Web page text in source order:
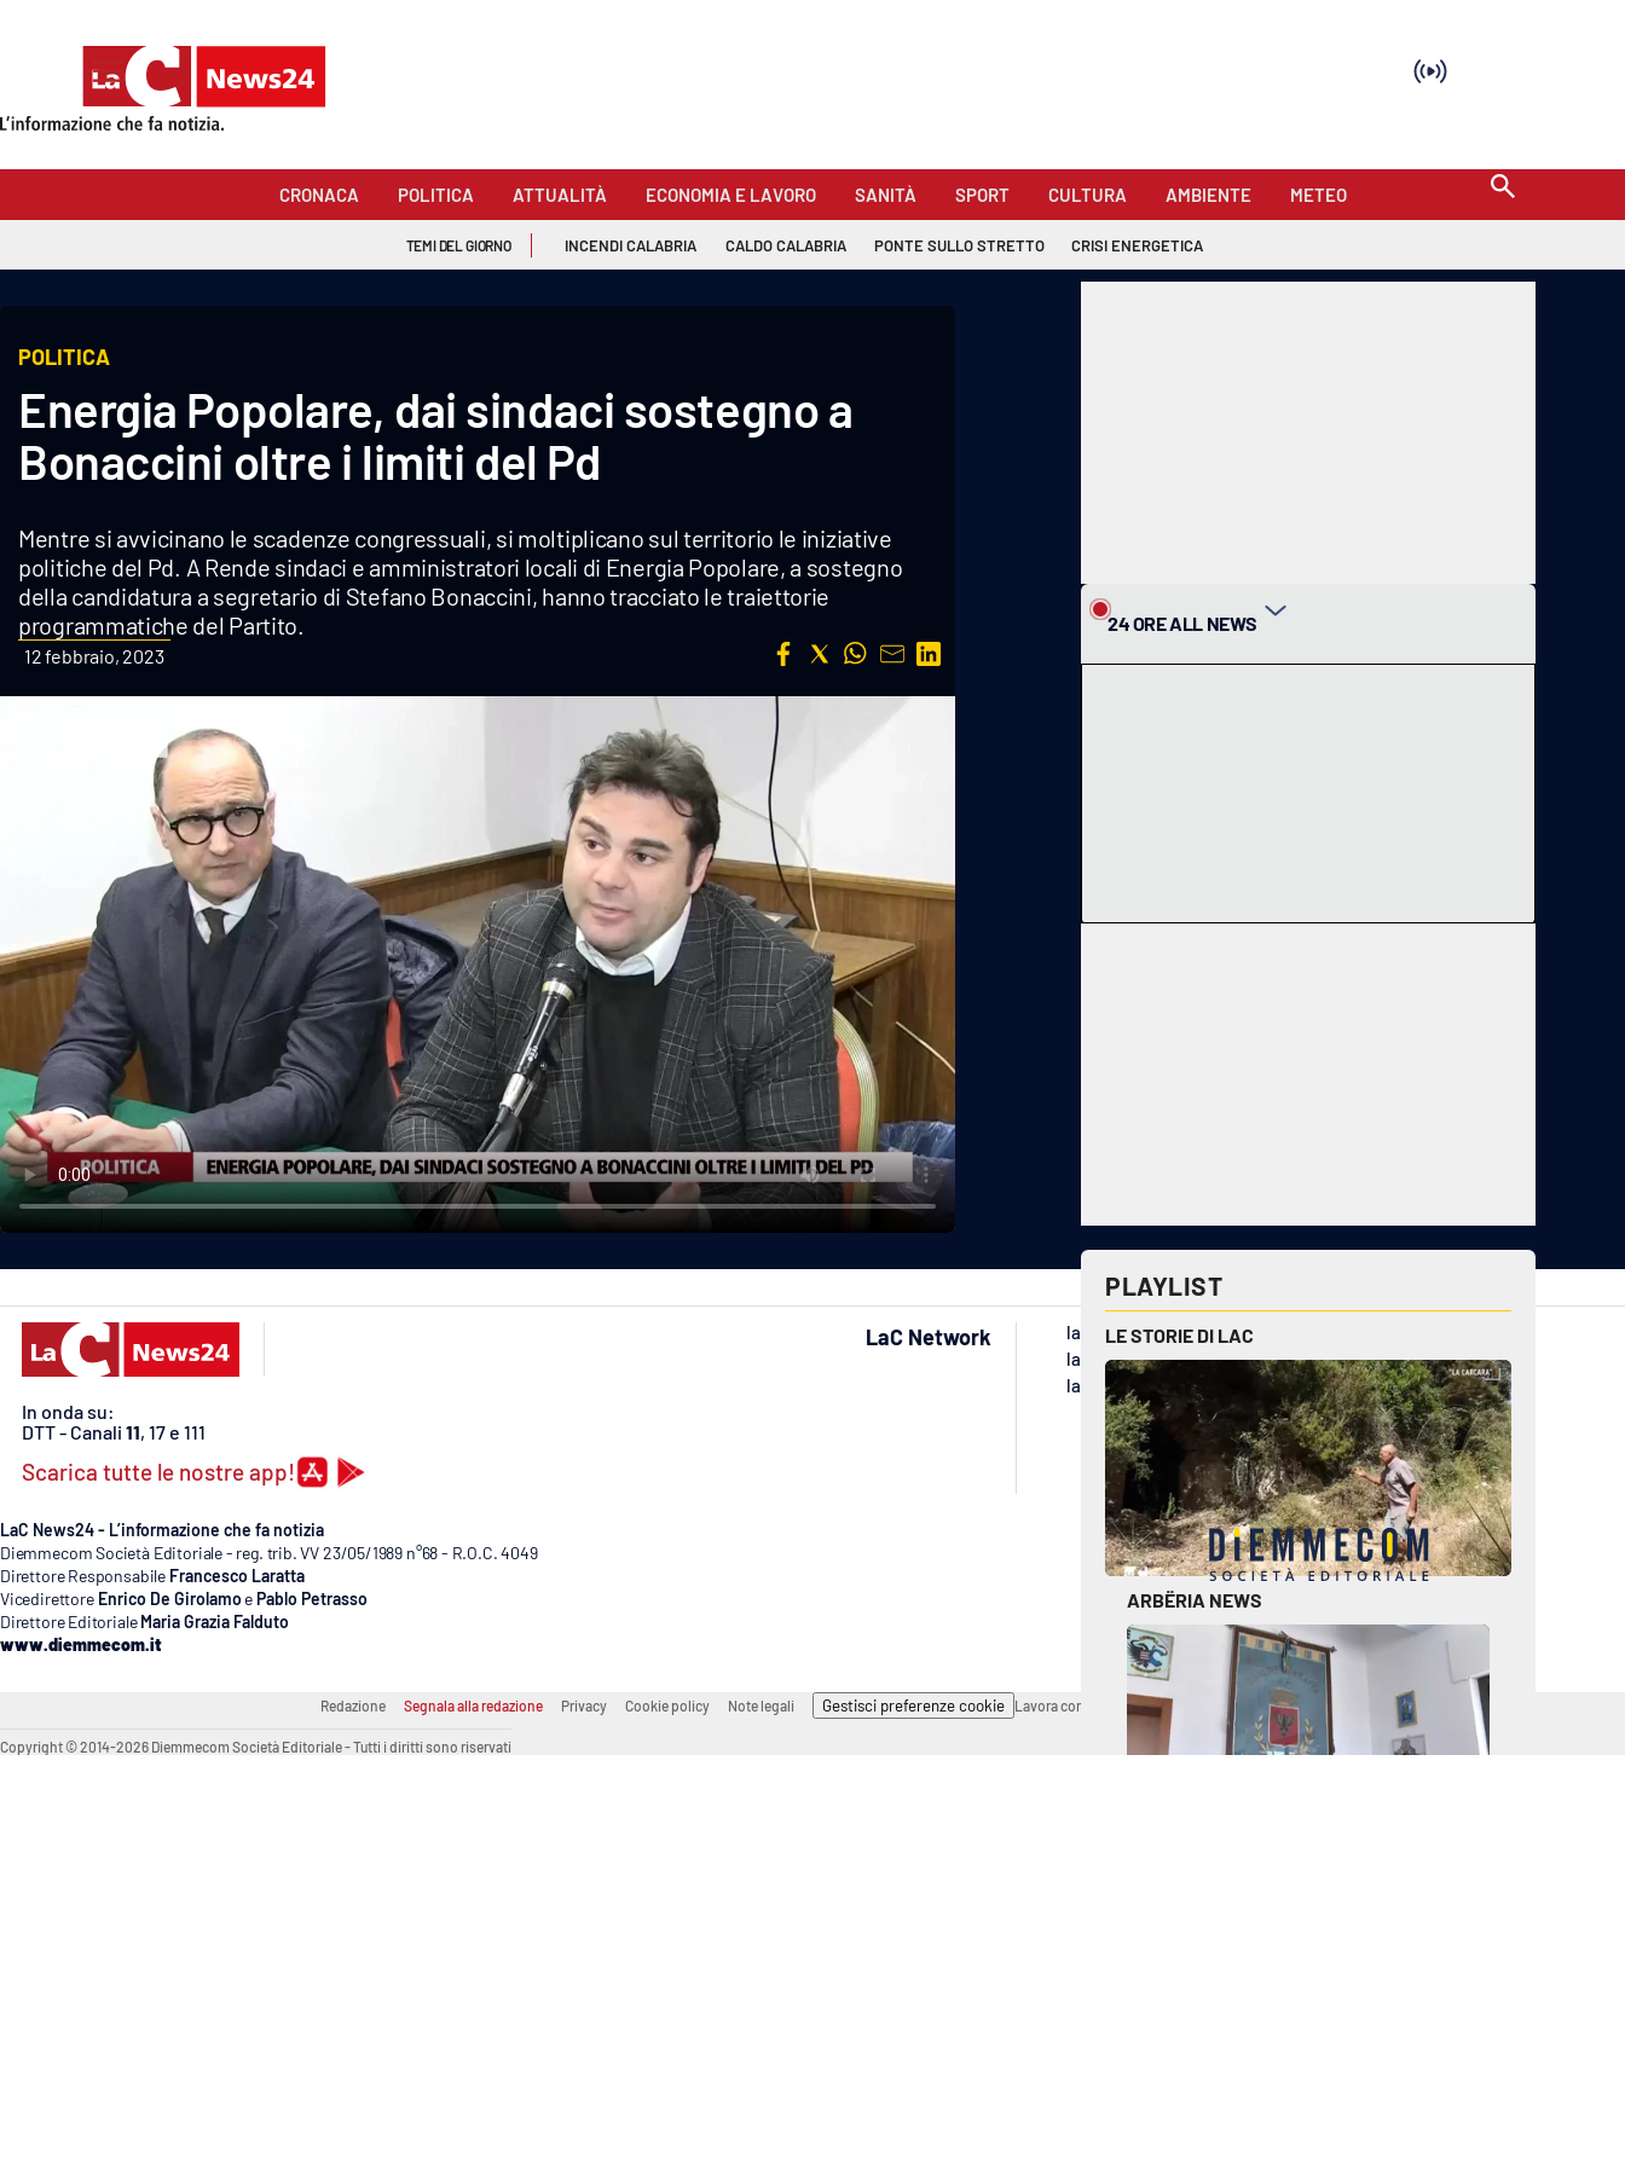
Sezioni
Attualità
Sanità
Cultura
Podcast
Cultura
Economia e Lavoro
Politica
Sanità
Società
Rubriche
Good Morning Vietnam
Parchi Marini Calabria
Imprese Di Calabria
Le perfidie di Antonella Grippo
Streaming
CRONACA POLITICA ATTUALITÀ ECONOMIA E LAVORO SANITÀ SPORT CULTURA AMBIENTE METEO
TEMI DEL GIORNO INCENDI CALABRIA CALDO CALABRIA PONTE SULLO STRETTO CRISI ENERGETICA
POLITICA
Energia Popolare, dai sindaci sostegno a
Bonaccini oltre i limiti del Pd
Mentre si avvicinano le scadenze congressuali, si moltiplicano sul territorio le iniziative
politiche del Pd. A Rende sindaci e amministratori locali di Energia Popolare, a sostegno
della candidatura a segretario di Stefano Bonaccini, hanno tracciato le traiettorie
programmatiche del Partito.
12 febbraio, 2023
24 ORE ALL NEWS
PLAYLIST
LE STORIE DI LAC
ARBËRIA NEWS
In onda su:
DTT - Canali 11, 17 e 111
Scarica tutte le nostre app!
LaC Network
lacplay.it
lactv.it
laconair.it
lacitymag.it
lacapitalenews.it
ilreggino.it
cosenzachannel.it
ilvibonese.it
catanzarochannel.it
LaC News24 - L’informazione che fa notizia
Diemmecom Società Editoriale - reg. trib. VV 23/05/1989 n°68 - R.O.C. 4049
Direttore Responsabile Francesco Laratta
Vicedirettore Enrico De Girolamo e Pablo Petrasso
Direttore Editoriale Maria Grazia Falduto
www.diemmecom.it
Redazione Segnala alla redazione Privacy Cookie policy Note legali Gestisci preferenze cookie Lavora con noi
Copyright © 2014-2026 Diemmecom Società Editoriale - Tutti i diritti sono riservati